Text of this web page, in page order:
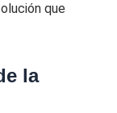
que
la